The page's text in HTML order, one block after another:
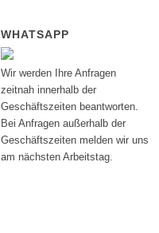
WHATSAPP
Wir werden Ihre Anfragen
zeitnah innerhalb der
Geschäftszeiten beantworten.
Bei Anfragen außerhalb der
Geschäftszeiten melden wir uns
am nächsten Arbeitstag.